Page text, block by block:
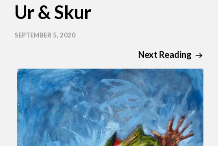
Ur & Skur
SEPTEMBER 5, 2020
Next Reading